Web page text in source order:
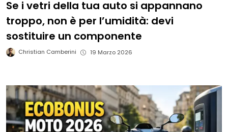
Se i vetri della tua auto si appannano
troppo, non è per l’umidità: devi
sostituire un componente
Christian Camberini 19 Marzo 2026